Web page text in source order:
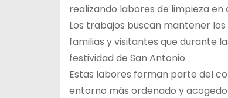
realizando labores de limpieza
Los trabajos buscan mantener
familias y visitantes que durante
festividad de San Antonio.
Estas labores forman parte del
entorno más ordenado y